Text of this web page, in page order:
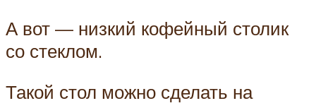
А вот — низкий кофейный столик
со стеклом.
Такой стол можно сделать на